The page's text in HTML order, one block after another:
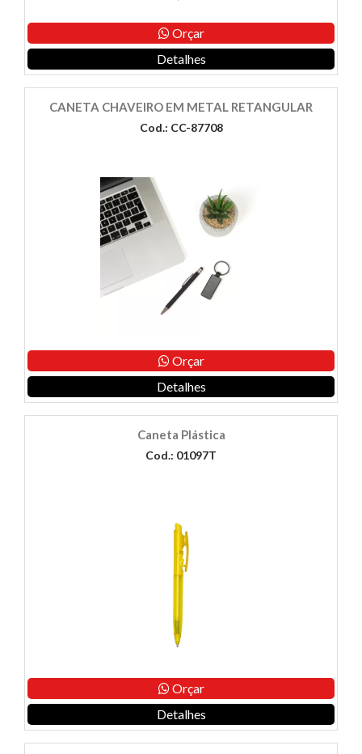
Orçar
Detalhes
CANETA CHAVEIRO EM METAL RETANGULAR
Cod.: CC-87708
Orçar
Detalhes
Caneta Plástica
Cod.: 01097T
Orçar
Detalhes